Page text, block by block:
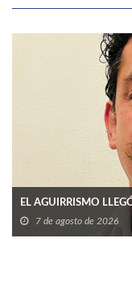
EL AGUIRRISMO
7 de agosto de 2026